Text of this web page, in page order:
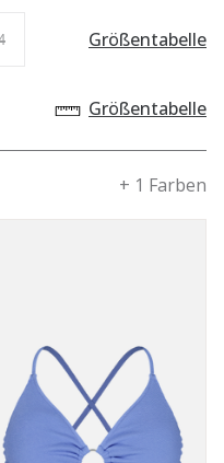
Größentabelle
Größentabelle
+ 1 Farben